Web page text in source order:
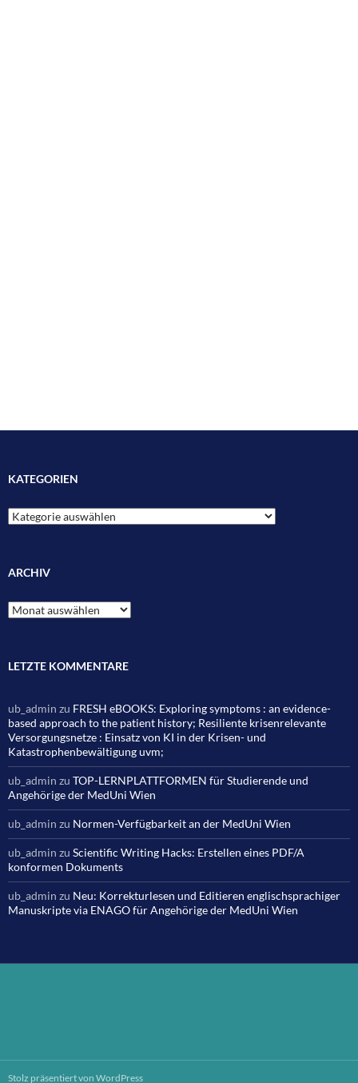
KATEGORIEN
Kategorien
ARCHIV
Archiv
LETZTE KOMMENTARE
ub_admin zu FRESH eBOOKS: Exploring symptoms : an evidence-
based approach to the patient history; Resiliente krisenrelevante
Versorgungsnetze : Einsatz von KI in der Krisen- und
Katastrophenbewältigung uvm;
ub_admin zu TOP-LERNPLATTFORMEN für Studierende und
Angehörige der MedUni Wien
ub_admin zu Normen-Verfügbarkeit an der MedUni Wien
ub_admin zu Scientific Writing Hacks: Erstellen eines PDF/A
konformen Dokuments
ub_admin zu Neu: Korrekturlesen und Editieren englischsprachiger
Manuskripte via ENAGO für Angehörige der MedUni Wien
Stolz präsentiert von WordPress